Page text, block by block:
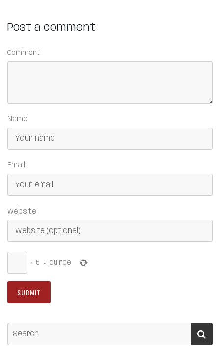
Post a comment
Comment
Name
Email
Website
× 5 = quince